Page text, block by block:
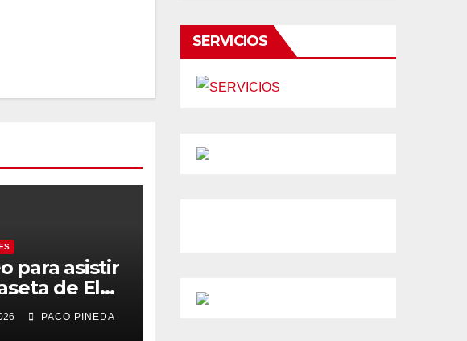
para asistir
de El
Feria de
2026
PACO PINEDA
SERVICIOS